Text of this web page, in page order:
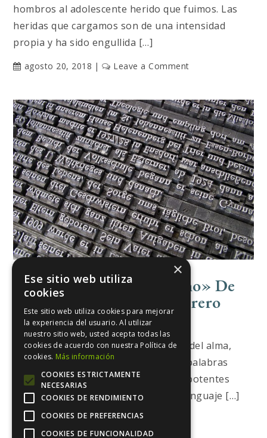
hombros al adolescente herido que fuimos. Las
heridas que cargamos son de una intensidad
propia y ha sido engullida […]
agosto 20, 2018 Leave a Commenton
y
su
herida
novelada
El Lenguaje «Benedittiano» De
Mariola Fernández Cantarero
Escribir y Publicar
Mariola Fernández Cantarero, poeta del alma,
es como Benedetti, una maga de las palabras
sencillas. Sabe hacer combinaciones potentes
con elementos clásicos. Sabe hacer lenguaje […]
agosto 20, 2018 Leave a Comment
×
Ese sitio web utiliza
cookies
Este sitio web utiliza cookies para mejorar
la experiencia del usuario. Al utilizar
nuestro sitio web, usted acepta todas las
cookies de acuerdo con nuestra Política de
cookies. Más información
COOKIES ESTRICTAMENTE
NECESARIAS
COOKIES DE RENDIMIENTO
COOKIES DE PREFERENCIAS
COOKIES DE FUNCIONALIDAD